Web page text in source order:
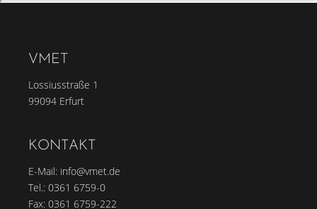
VMET
Lossiusstraße 1
99094 Erfurt
KONTAKT
E-Mail: info@vmet.de
Tel.: 0361 6759-0
Fax: 0361 6759-222